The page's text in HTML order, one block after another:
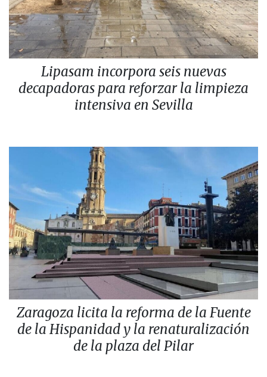
Lipasam incorpora seis nuevas
decapadoras para reforzar la limpieza
intensiva en Sevilla
Zaragoza licita la reforma de la Fuente
de la Hispanidad y la renaturalización
de la plaza del Pilar